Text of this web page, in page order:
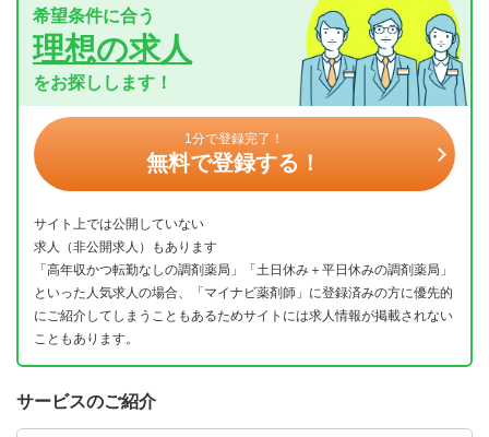
希望条件に合う
理想の求人
をお探しします！
1分で登録完了！
無料で登録する！
サイト上では公開していない
求人（非公開求人）もあります
「高年収かつ転勤なしの調剤薬局」「土日休み＋平日休みの調剤薬局」
といった人気求人の場合、「マイナビ薬剤師」に登録済みの方に優先的
にご紹介してしまうこともあるためサイトには求人情報が掲載されない
こともあります。
サービスのご紹介